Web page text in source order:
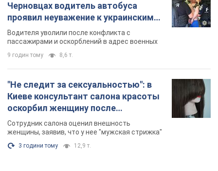
Черновцах водитель автобуса
проявил неуважение к украинским
военным и поплатился за это.
Видео
Водителя уволили после конфликта с
пассажирами и оскорблений в адрес военных
9 годин тому 8,6 т.
"Не следит за сексуальностью": в
Киеве консультант салона красоты
оскорбил женщину после
химиотерапии, разгорелся скандал.
Фото
Сотрудник салона оценил внешность
женщины, заявив, что у нее "мужская стрижка"
3 години тому 12,9 т.